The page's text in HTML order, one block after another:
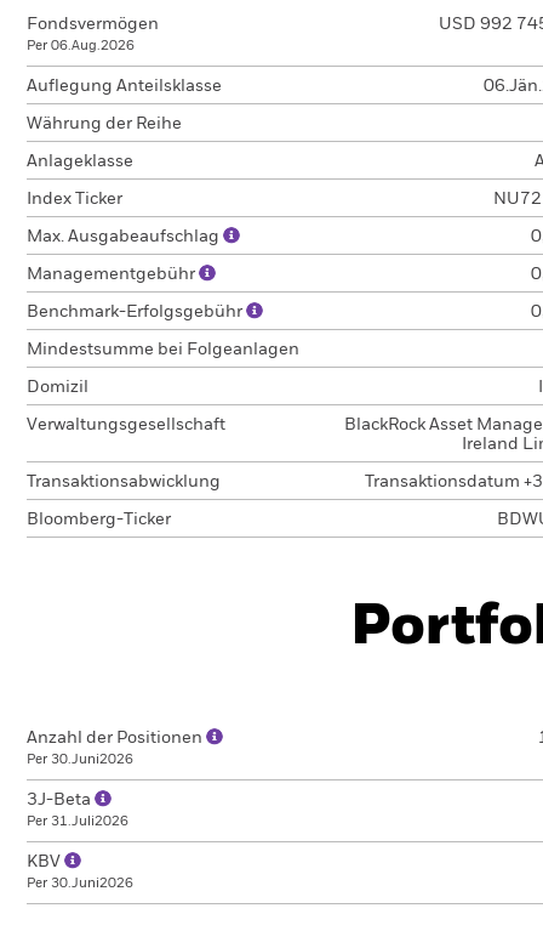
Fondsvermögen
Per 06.Aug.2026
USD 992
Auflegung Anteilsklasse
Währung der Reihe
Anlageklasse
Index Ticker
Max. Ausgabeaufschlag
Managementgebühr
Benchmark-Erfolgsgebühr
Mindestsumme bei Folgeanlagen
Domizil
Verwaltungsgesellschaft
BlackRock Asset
Ireland
Transaktionsabwicklung Transaktionsdatum
Bloomberg-Ticker
Anzahl der Positionen
Per 30.Juni2026
3J-Beta
Per 31.Juli2026
KBV
Per 30.Juni2026